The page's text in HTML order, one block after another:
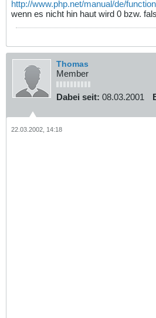
http://www.php.net/manual/de/
wenn es nicht hin haut wird 0 bzw.
Thomas
Member
Dabei seit: 08.03.2001
22.03.2002, 14:18